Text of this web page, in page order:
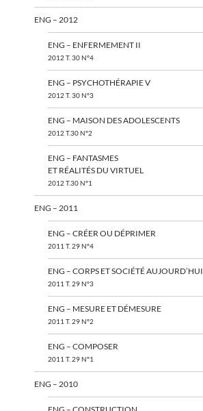
ENG – 2012
ENG – ENFERMEMENT II
2012 T. 30 N°4
ENG – PSYCHOTHÉRAPIE V
2012 T. 30 N°3
ENG – MAISON DES ADOLESCENTS
2012 T.30 N°2
ENG – FANTASMES
ET RÉALITÉS DU VIRTUEL
2012 T.30 N°1
ENG – 2011
ENG – CRÉER OU DÉPRIMER
2011 T. 29 N°4
ENG – CORPS ET SOCIÉTÉ AUJOURD’HUI
2011 T. 29 N°3
ENG – MESURE ET DÉMESURE
2011 T. 29 N°2
ENG – COMPOSER
2011 T. 29 N°1
ENG – 2010